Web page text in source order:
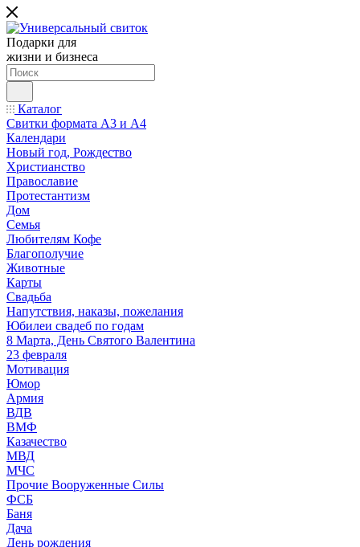
Подарки для
жизни и бизнеса
Каталог
Свитки формата А3 и А4
Календари
Новый год, Рождество
Христианство
Православие
Протестантизм
Дом
Семья
Любителям Кофе
Благополучие
Животные
Карты
Свадьба
Напутствия, наказы, пожелания
Юбилеи свадеб по годам
8 Марта, День Святого Валентина
23 февраля
Мотивация
Юмор
Армия
ВДВ
ВМФ
Казачество
МВД
МЧС
Прочие Вооруженные Силы
ФСБ
Баня
Дача
День рождения